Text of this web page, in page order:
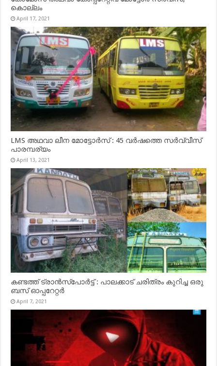
കൊല്ലം
April 17, 2021
LMS അഥവാ ലീന മോട്ടോർസ് : 45 വർഷത്തെ സർവ്വീസ്
പാരമ്പര്യം
April 13, 2021
കണ്ടത്ത് ട്രാൻസ്‌പോർട്ട് : പാലക്കാട് ചരിത്രം കുറിച്ച ഒരു
ബസ് ഓപ്പറേറ്റർ
April 7, 2021